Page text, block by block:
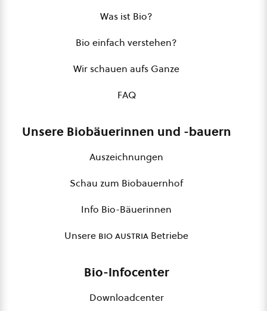
Was ist Bio?
Bio einfach verstehen?
Wir schauen aufs Ganze
FAQ
Unsere Biobäuerinnen und -bauern
Auszeichnungen
Schau zum Biobauernhof
Info Bio-Bäuerinnen
Unsere bio austria Betriebe
Bio-Infocenter
Downloadcenter